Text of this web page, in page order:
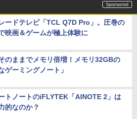
ードテレビ「TCL Q7D Pro」。圧巻の
映画＆ゲームが極上体験に
のままでメモリ倍増！メモリ32GBの
ゲーミングノート」
トノートのiFLYTEK「AINOTE 2」は
的なのか？